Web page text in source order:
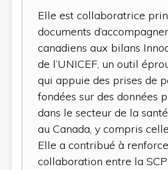
Elle est collaboratrice
documents
canadiens aux bilans
de l’UNICEF, un outil
qui appuie des prises de
fondées sur des données
dans le secteur de la
au Canada, y compris
Elle a contribué à
collaboration entre la